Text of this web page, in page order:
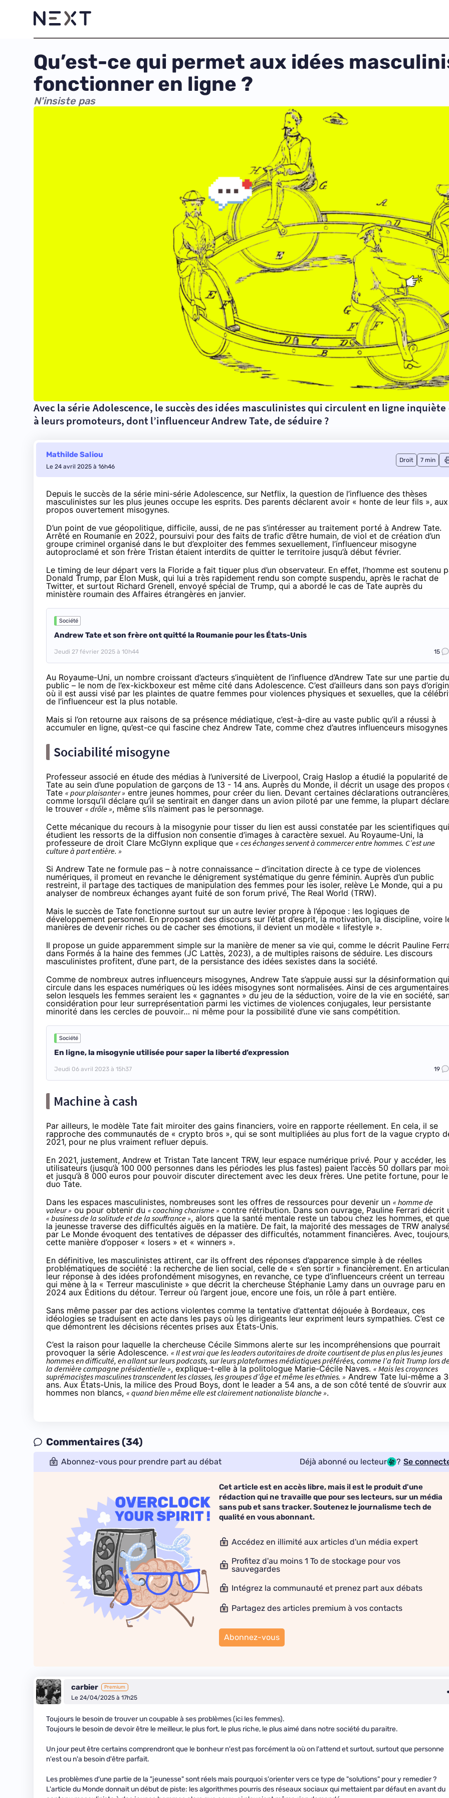
Qu’est-ce qui permet aux idées
fonctionner en ligne ?
N'insiste pas
Avec la série Adolescence, le succès des idées masculinistes qui circulent en ligne
à leurs promoteurs, dont l’influenceur Andrew Tate, de séduire ?
Mathilde Saliou
Le 24 avril 2025 à 16h46
Droit 7 min
Depuis le succès de la série mini-série Adolescence, sur Netflix, la question de l’influence des thèses
masculinistes sur les plus jeunes occupe les esprits. Des parents déclarent avoir « honte de leur fils », aux
propos ouvertement misogynes.
D’un point de vue géopolitique, difficile, aussi, de ne pas s’intéresser au traitement porté à Andrew Tate.
Arrêté en Roumanie en 2022, poursuivi pour des faits de trafic d’être humain, de viol et de création d’un
groupe criminel organisé dans le but d’exploiter des femmes sexuellement, l’influenceur misogyne
autoproclamé et son frère Tristan étaient interdits de quitter le territoire jusqu’à début février.
Le timing de leur départ vers la Floride a fait tiquer plus d’un observateur. En effet, l’homme est soutenu
Donald Trump, par Elon Musk, qui lui a très rapidement rendu son compte suspendu, après le rachat de
Twitter, et surtout Richard Grenell, envoyé spécial de Trump, qui a abordé le cas de Tate auprès du
ministère roumain des Affaires étrangères en janvier.
Société
Andrew Tate et son frère ont quitté la Roumanie pour les États-Unis
Jeudi 27 février 2025 à 10h44 15
Au Royaume-Uni, un nombre croissant d’acteurs s’inquiètent de l’influence d’Andrew Tate sur une partie du
public – le nom de l’ex-kickboxeur est même cité dans Adolescence. C’est d’ailleurs dans son pays
où il est aussi visé par les plaintes de quatre femmes pour violences physiques et sexuelles, que la
de l’influenceur est la plus notable.
Mais si l’on retourne aux raisons de sa présence médiatique, c’est-à-dire au vaste public qu’il a réussi à
accumuler en ligne, qu’est-ce qui fascine chez Andrew Tate, comme chez d’autres influenceurs misogynes
Sociabilité misogyne
Professeur associé en étude des médias à l’université de Liverpool, Craig Haslop a étudié la popularité de
Tate au sein d’une population de garçons de 13 - 14 ans. Auprès du Monde, il décrit un usage des propos
Tate « pour plaisanter » entre jeunes hommes, pour créer du lien. Devant certaines déclarations
comme lorsqu’il déclare qu’il se sentirait en danger dans un avion piloté par une femme, la plupart
le trouver « drôle », même s’ils n’aiment pas le personnage.
Cette mécanique du recours à la misogynie pour tisser du lien est aussi constatée par les scientifiques qui
étudient les ressorts de la diffusion non consentie d’images à caractère sexuel. Au Royaume-Uni, la
professeure de droit Clare McGlynn explique que « ces échanges servent à commercer entre hommes. C’est une
culture à part entière. »
Si Andrew Tate ne formule pas – à notre connaissance – d’incitation directe à ce type de violences
numériques, il promeut en revanche le dénigrement systématique du genre féminin. Auprès d’un public
restreint, il partage des tactiques de manipulation des femmes pour les isoler, relève Le Monde, qui a pu
analyser de nombreux échanges ayant fuité de son forum privé, The Real World (TRW).
Mais le succès de Tate fonctionne surtout sur un autre levier propre à l’époque : les logiques de
développement personnel. En proposant des discours sur l’état d’esprit, la motivation, la discipline, voire
manières de devenir riches ou de cacher ses émotions, il devient un modèle « lifestyle ».
Il propose un guide apparemment simple sur la manière de mener sa vie qui, comme le décrit Pauline
dansFormés à la haine des femmes (JC Lattès, 2023), a de multiples raisons de séduire. Les discours
masculinistes profitent, d’une part, de la persistance des idées sexistes dans la société.
Comme de nombreux autres influenceurs misogynes, Andrew Tate s’appuie aussi sur la désinformation qui
circule dans les espaces numériques où les idées misogynes sont normalisées. Ainsi de ces argumentaires
selon lesquels les femmes seraient les « gagnantes » du jeu de la séduction, voire de la vie en société,
considération pour leur surreprésentation parmi les victimes de violences conjugales, leur persistante
minorité dans les cercles de pouvoir… ni même pour la possibilité d’une vie sans compétition.
Société
En ligne, la misogynie utilisée pour saper la liberté d’expression
Jeudi 06 avril 2023 à 15h37 19
Machine à cash
Par ailleurs, le modèle Tate fait miroiter des gains financiers, voire en rapporte réellement. En cela, il se
rapproche des communautés de « crypto bros », qui se sont multipliéesau plus fort de la vague crypto
2021, pour ne plus vraiment refluer depuis.
En 2021, justement, Andrew et Tristan Tate lancent TRW, leur espace numérique privé. Pour y accéder, les
utilisateurs (jusqu’à 100 000 personnes dans les périodes les plus fastes) paient l’accès 50 dollars par
et jusqu’à 8 000 euros pour pouvoir discuter directement avec les deux frères. Une petite fortune, pour le
duo Tate.
Dans les espaces masculinistes, nombreuses sont les offres de ressources pour devenir un « homme de
valeur » ou pour obtenir du « coaching charisme » contre rétribution. Dans son ouvrage, Pauline Ferrari décrit
« business de la solitude et de la souffrance », alors que la santé mentale reste un tabouchez les hommes, et que
la jeunesse traverse des difficultés aiguës en la matière. De fait, la majorité des messages de TRW
par Le Monde évoquent des tentatives de dépasser des difficultés, notamment financières. Avec,
cette manière d’opposer « losers » et « winners ».
En définitive, les masculinistes attirent, car ils offrent des réponses d’apparence simple à de réelles
problématiques de société : la recherche de lien social, celle de « s’en sortir » financièrement. En
leur réponse à des idées profondément misogynes, en revanche, ce type d’influenceurs créent un terreau
qui mène à la « Terreur masculiniste » que décrit la chercheuse Stéphanie Lamy dans un ouvrage paru en
2024 aux Éditions du détour. Terreur où l’argent joue, encore une fois, un rôle à part entière.
Sans même passer par des actions violentes comme la tentative d’attentat déjouée à Bordeaux, ces
idéologies se traduisent en acte dans les pays où les dirigeants leur expriment leurs sympathies. C’est ce
que démontrent les décisions récentes prises aux États-Unis.
C’est la raison pour laquelle la chercheuse Cécile Simmons alerte sur les incompréhensions que pourrait
provoquer la série Adolescence. « Il est vrai que les leaders autoritaires de droite courtisent de plus en plus les jeunes
hommes en difficulté, en allant sur leurs podcasts, sur leurs plateformes médiatiques préférées, comme l’a fait Trump lors
la dernière campagne présidentielle », explique-t-elle à la politologue Marie-Cécile Naves. « Mais les croyances
suprémacistes masculines transcendent les classes, les groupes d’âge et même les ethnies. » Andrew Tate lui-même a
ans. Aux États-Unis, la milice des Proud Boys, dont le leader a 54 ans, a de son côté tenté de s’ouvrir aux
hommes non blancs, « quand bien même elle est clairement nationaliste blanche ».
Commentaires (34)
Abonnez-vous pour prendre part au débat Déjà abonné ou lecteur ? Se
Cet article est en accès libre, mais il est le produit d'une
rédaction qui ne travaille que pour ses lecteurs, sur un média
sans pub et sans tracker. Soutenez le journalisme tech de
qualité en vous abonnant.
Accédez en illimité aux articles d'un média expert
Profitez d'au moins 1 To de stockage pour vos
sauvegardes
Intégrez la communauté et prenez part aux débats
Partagez des articles premium à vos contacts
Abonnez-vous
carbier Premium
Le 24/04/2025 à 17h25
Toujours le besoin de trouver un coupable à ses problèmes (ici les femmes).
Toujours le besoin de devoir être le meilleur, le plus fort, le plus riche, le plus aimé dans notre société du paraitre.
Un jour peut être certains comprendront que le bonheur n'est pas forcément la où on l'attend et surtout, surtout que personne
n'est ou n'a besoin d'être parfait.
Les problèmes d'une partie de la "jeunesse" sont réels mais pourquoi s'orienter vers ce type de "solutions" pour y remedier ?
L'article du Monde donnait un début de piste: les algorithmes pourris des réseaux sociaux qui mettaient par défaut en avant du